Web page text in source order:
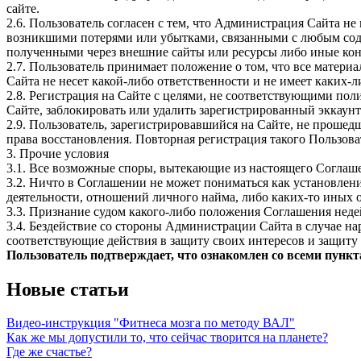
сайте.
2.6. Пользователь согласен с тем, что Администрация Сайта
возникшими потерями или убытками, связанными с любым
полученными через внешние сайты или ресурсы либо иные
2.7. Пользователь принимает положение о том, что все
Сайта не несет какой-либо ответственности и не имеет каких-
2.8. Регистрация на Сайте с целями, не соответствующими
Сайте, заблокировать или удалить зарегистрированный
2.9. Пользователь, зарегистрировавшийся на Сайте, не
права восстановления. Повторная регистрация такого
3. Прочие условия
3.1. Все возможные споры, вытекающие из настоящего
3.2. Ничто в Соглашении не может пониматься как
деятельности, отношений личного найма, либо каких-то
3.3. Признание судом какого-либо положения Соглашения
3.4. Бездействие со стороны Администрации Сайта в случае
соответствующие действия в защиту своих интересов и
Пользователь подтверждает, что ознакомлен со всеми
Новые статьи
Видео-инструкция "Фитнеса мозга по методу ВАЛ"
Как же мы допустили то, что сейчас творится на планете?
Где же счастье?